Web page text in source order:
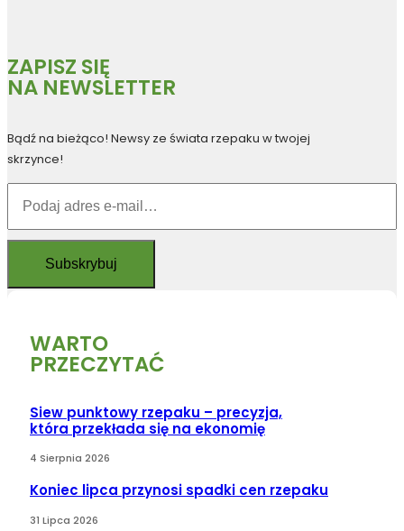
ZAPISZ SIĘ
NA NEWSLETTER
Bądź na bieżąco! Newsy ze świata rzepaku w twojej
skrzynce!
WARTO
PRZECZYTAĆ
Siew punktowy rzepaku – precyzja,
która przekłada się na ekonomię
4 Sierpnia 2026
Koniec lipca przynosi spadki cen rzepaku
31 Lipca 2026